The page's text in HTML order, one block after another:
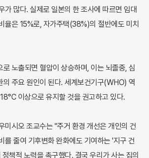
가 많다. 실제로 일본의 한 조사에 따르면 임대
율은 15%로, 자가주택(38%)의 절반에도 미치
노출되면 혈압이 상승하며, 이는 뇌졸중, 심
의 주요 원인이 된다. 세계보건기구(WHO) 역
이상으로 유지할 것을 권고하고 있다.
미시오 조교수는 "주거 환경 개선은 개인의 건
를 줄여 기후변화 완화에도 기여하는 '지구 건
책적 노력을 촉구했다. 결국 우리가 사는 집의